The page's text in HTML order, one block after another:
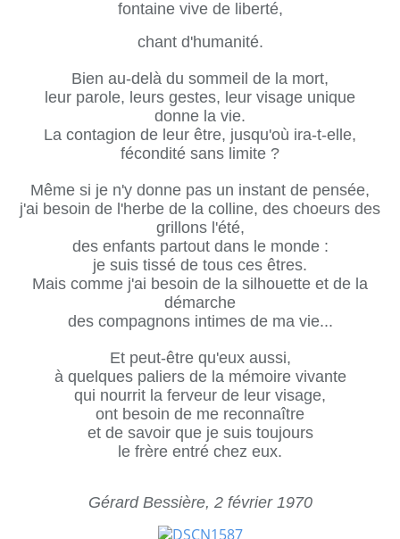
fontaine vive de liberté,
chant d'humanité.
Bien au-delà du sommeil de la mort,
leur parole, leurs gestes, leur visage unique
donne la vie.
La contagion de leur être, jusqu'où ira-t-elle,
fécondité sans limite ?
Même si je n'y donne pas un instant de pensée,
j'ai besoin de l'herbe de la colline, des choeurs des
grillons l'été,
des enfants partout dans le monde :
je suis tissé de tous ces êtres.
Mais comme j'ai besoin de la silhouette et de la
démarche
des compagnons intimes de ma vie...
Et peut-être qu'eux aussi,
à quelques paliers de la mémoire vivante
qui nourrit la ferveur de leur visage,
ont besoin de me reconnaître
et de savoir que je suis toujours
le frère entré chez eux.
Gérard Bessière, 2 février 1970